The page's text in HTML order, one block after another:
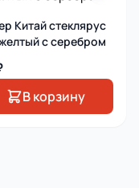
Китай стеклярус
с серебром
В корзину